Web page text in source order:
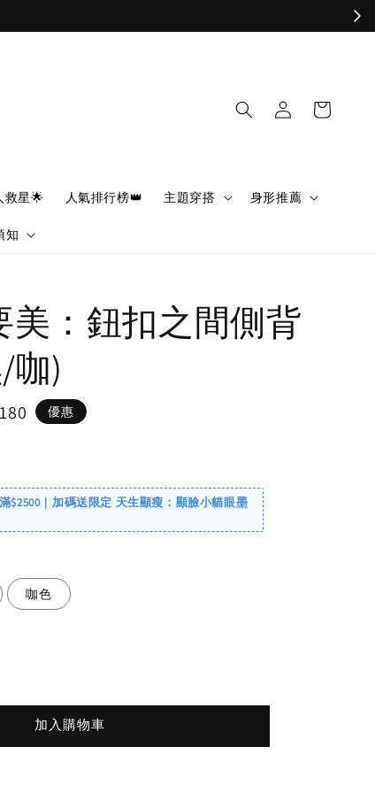
救星🌟 人氣排行榜👑 主題穿搭 身形推薦
知
美：鈕扣之間側背
咖)
優惠
$2500｜加碼送限定 天生顯瘦：顯臉小貓眼墨
咖色
加入購物車